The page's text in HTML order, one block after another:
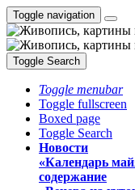
Toggle navigation
Toggle Search
Toggle menubar
Toggle fullscreen
Boxed page
Toggle Search
Новости
«Календарь
содержание